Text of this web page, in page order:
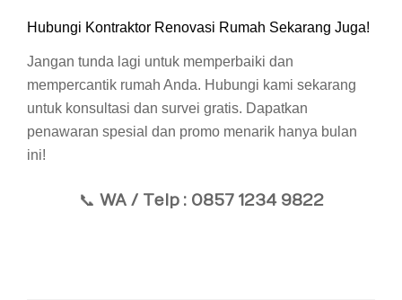
Hubungi Kontraktor Renovasi Rumah Sekarang Juga!
Jangan tunda lagi untuk memperbaiki dan
mempercantik rumah Anda. Hubungi kami sekarang
untuk konsultasi dan survei gratis. Dapatkan
penawaran spesial dan promo menarik hanya bulan
ini!
📞 WA / Telp : 0857 1234 9822